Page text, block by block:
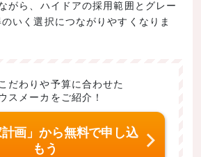
がら、ハイドアの採用範囲とグレー
いく選択につながりやすくなりま
だわりや予算に合わせた
スメーカをご紹介！
計画」から無料で申し込
もう